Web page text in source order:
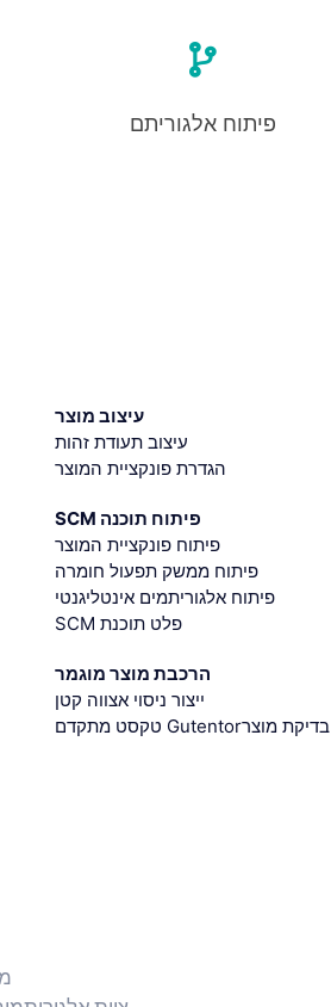
פיתוח אלגוריתם
עיצוב מוצר
עיצוב תעודת זהות
הגדרת פונקציית המוצר
פיתוח תוכנה SCM
פיתוח פונקציית המוצר
פיתוח ממשק תפעול חומרה
פיתוח אלגוריתמים אינטליגנטי
פלט תוכנת SCM
הרכבת מוצר מוגמר
ייצור ניסוי אצווה קטן
בדיקת מוצרGutentor טקסט מתקדם